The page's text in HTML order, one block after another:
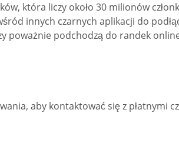
która liczy około 30 milionów
innych czarnych aplikacji do
podchodzą do randek
aby kontaktować się z płatnymi